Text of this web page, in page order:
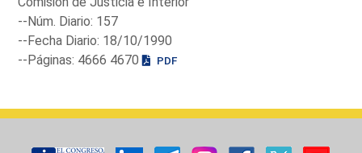
--Núm. Diario: 157
--Fecha Diario: 18/10/1990
--Páginas: 4666 4670
PDF